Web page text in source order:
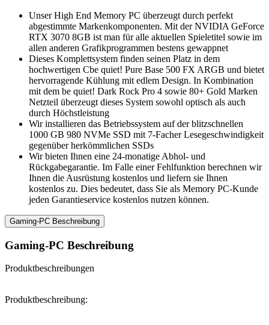
Unser High End Memory PC überzeugt durch perfekt
abgestimmte Markenkomponenten. Mit der NVIDIA GeForce
RTX 3070 8GB ist man für alle aktuellen Spieletitel sowie im
allen anderen Grafikprogrammen bestens gewappnet
Dieses Komplettsystem finden seinen Platz in dem
hochwertigen Cbe quiet! Pure Base 500 FX ARGB und bietet
hervorragende Kühlung mit edlem Design. In Kombination
mit dem be quiet! Dark Rock Pro 4 sowie 80+ Gold Marken
Netzteil überzeugt dieses System sowohl optisch als auch
durch Höchstleistung
Wir installieren das Betriebssystem auf der blitzschnellen
1000 GB 980 NVMe SSD mit 7-Facher Lesegeschwindigkeit
gegenüber herkömmlichen SSDs
Wir bieten Ihnen eine 24-monatige Abhol- und
Rückgabegarantie. Im Falle einer Fehlfunktion berechnen wir
Ihnen die Ausrüstung kostenlos und liefern sie Ihnen
kostenlos zu. Dies bedeutet, dass Sie als Memory PC-Kunde
jeden Garantieservice kostenlos nutzen können.
Gaming-PC Beschreibung
Gaming-PC Beschreibung
Produktbeschreibungen
Produktbeschreibung: